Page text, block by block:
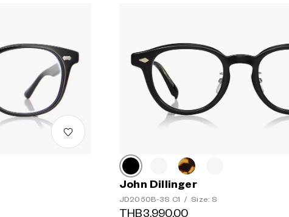
John Dillinger
JD2050B-3S C1 / Size: S
THB3,990.00